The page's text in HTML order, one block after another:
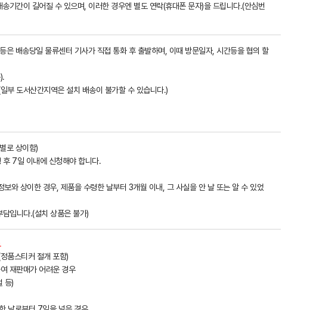
기간이 길어질 수 있으며, 이러한 경우엔 별도 연락(휴대폰 문자)을 드립니다.(안심번
배송당일 물류센터 기사가 직접 통화 후 출발하며, 이때 방문일자, 시간등을 협의 할
부 도서산간지역은 설치 배송이 불가할 수 있습니다.)
로 상이함)
7일 이내에 신청해야 합니다.
와 상이한 경우, 제품을 수령한 날부터 3개월 이내, 그 사실을 안 날 또는 알 수 있었
입니다.(설치 상품은 불가)
품스티커 절개 포함)
재판매가 어려운 경우
등)